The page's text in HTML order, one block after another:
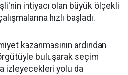
ihtiyacı olan büyük ölçekli
hızlı başladı.
kazanmasının ardından
buluşarak seçim
izleyecekleri yolu da